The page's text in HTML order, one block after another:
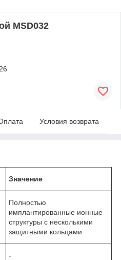
MSD032
Условия возврата
Значение
Полностью
имплантированные ионные
структуры с несколькими
защитными кольцами
-